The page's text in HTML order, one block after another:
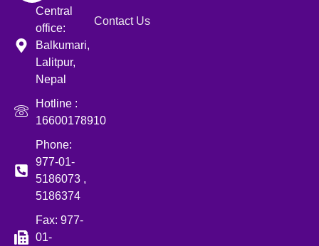
Central
office:
Balkumari,
Lalitpur,
Nepal
Hotline :
16600178910
Phone:
977-01-
5186073 ,
5186374
Fax: 977-
01-
Contact Us